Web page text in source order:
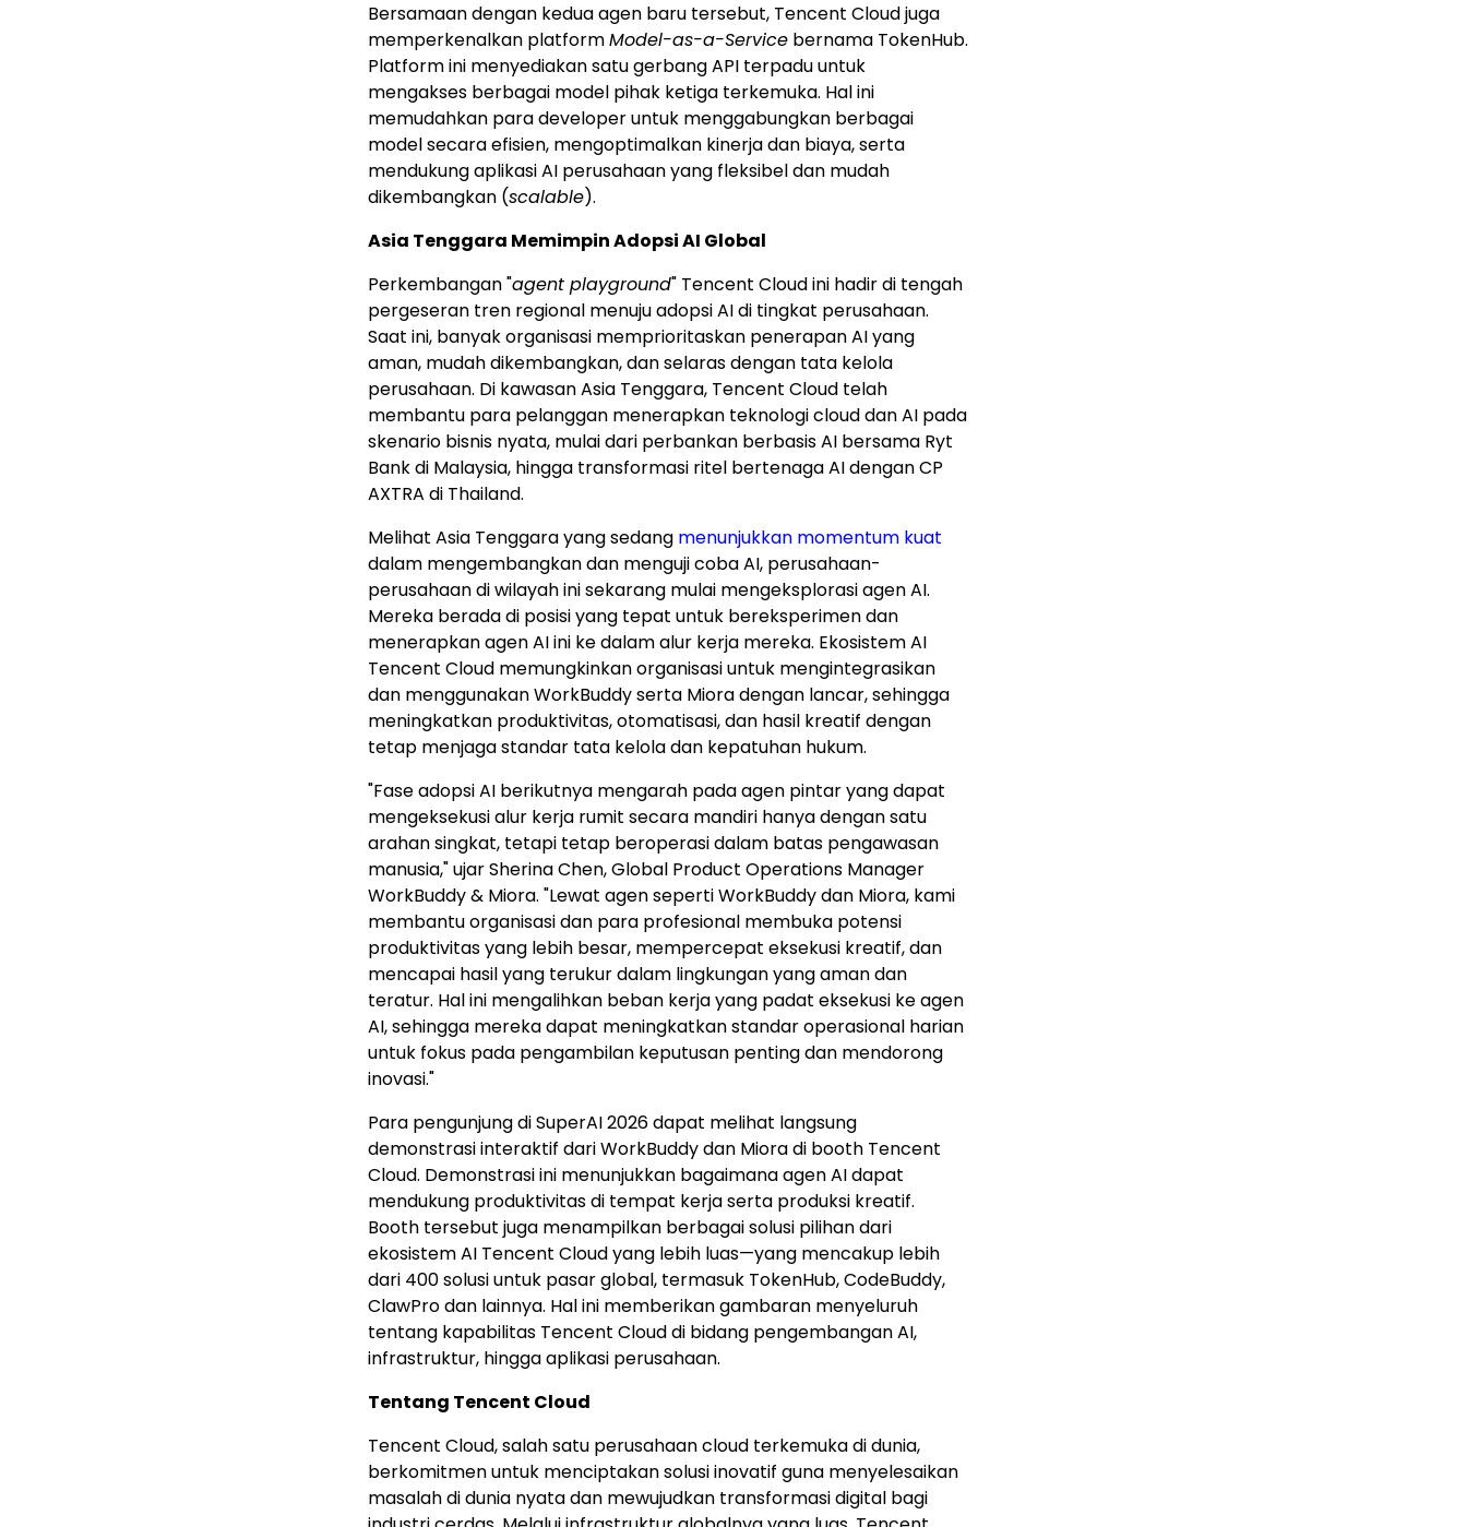
Bersamaan dengan kedua agen baru tersebut, Tencent Cloud juga
memperkenalkan platformModel-as-a-Service bernama TokenHub.
Platform ini menyediakan satu gerbang API terpadu untuk
mengakses berbagai model pihak ketiga terkemuka. Hal ini
memudahkan para developer untuk menggabungkan berbagai
model secara efisien, mengoptimalkan kinerja dan biaya, serta
mendukung aplikasi AI perusahaan yang fleksibel dan mudah
dikembangkan (scalable).
Asia Tenggara Memimpin Adopsi AI Global
Perkembangan "agent playground" Tencent Cloud ini hadir di tengah
pergeseran tren regional menuju adopsi AI di tingkat perusahaan.
Saat ini, banyak organisasi memprioritaskan penerapan AI yang
aman, mudah dikembangkan, dan selaras dengan tata kelola
perusahaan. Di kawasan Asia Tenggara, Tencent Cloud telah
membantu para pelanggan menerapkan teknologi cloud dan AI pada
skenario bisnis nyata, mulai dari perbankan berbasis AI bersama Ryt
Bank di Malaysia, hingga transformasi ritel bertenaga AI dengan CP
AXTRA di Thailand.
Melihat Asia Tenggara yang sedang menunjukkan momentum kuat
dalam mengembangkan dan menguji coba AI, perusahaan-
perusahaan di wilayah ini sekarang mulai mengeksplorasi agen AI.
Mereka berada di posisi yang tepat untuk bereksperimen dan
menerapkan agen AI ini ke dalam alur kerja mereka. Ekosistem AI
Tencent Cloud memungkinkan organisasi untuk mengintegrasikan
dan menggunakan WorkBuddy serta Miora dengan lancar, sehingga
meningkatkan produktivitas, otomatisasi, dan hasil kreatif dengan
tetap menjaga standar tata kelola dan kepatuhan hukum.
"Fase adopsi AI berikutnya mengarah pada agen pintar yang dapat
mengeksekusi alur kerja rumit secara mandiri hanya dengan satu
arahan singkat, tetapi tetap beroperasi dalam batas pengawasan
manusia," ujar Sherina Chen, Global Product Operations Manager
WorkBuddy & Miora. "Lewat agen seperti WorkBuddy dan Miora, kami
membantu organisasi dan para profesional membuka potensi
produktivitas yang lebih besar, mempercepat eksekusi kreatif, dan
mencapai hasil yang terukur dalam lingkungan yang aman dan
teratur. Hal ini mengalihkan beban kerja yang padat eksekusi ke agen
AI, sehingga mereka dapat meningkatkan standar operasional harian
untuk fokus pada pengambilan keputusan penting dan mendorong
inovasi."
Para pengunjung di SuperAI 2026 dapat melihat langsung
demonstrasi interaktif dari WorkBuddy dan Miora di booth Tencent
Cloud. Demonstrasi ini menunjukkan bagaimana agen AI dapat
mendukung produktivitas di tempat kerja serta produksi kreatif.
Booth tersebut juga menampilkan berbagai solusi pilihan dari
ekosistem AI Tencent Cloud yang lebih luas—yang mencakup lebih
dari 400 solusi untuk pasar global, termasuk TokenHub, CodeBuddy,
ClawPro dan lainnya. Hal ini memberikan gambaran menyeluruh
tentang kapabilitas Tencent Cloud di bidang pengembangan AI,
infrastruktur, hingga aplikasi perusahaan.
Tentang Tencent Cloud
Tencent Cloud, salah satu perusahaan cloud terkemuka di dunia,
berkomitmen untuk menciptakan solusi inovatif guna menyelesaikan
masalah di dunia nyata dan mewujudkan transformasi digital bagi